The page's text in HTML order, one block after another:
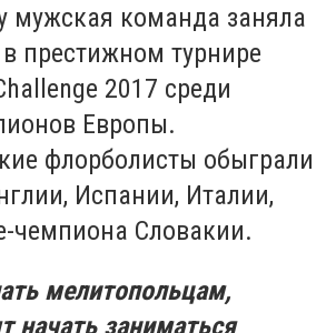
мужская команда заняла
престижном турнире
2017 среди
Европы.
флорболисты обыграли
Испании, Италии,
чемпиона Словакии.
мелитопольцам,
начать заниматься